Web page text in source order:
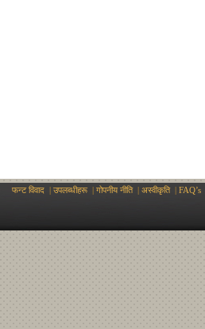
फन्ट विवाद | उपलब्धीहरू | गोपनीय नीति| अस्वीकृति| FAQ’s